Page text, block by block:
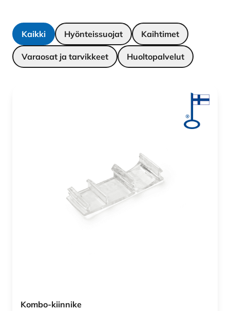
Kaikki Hyönteissuojat Kaihtimet
Varaosat ja tarvikkeet Huoltopalvelut
Kombo-kiinnike